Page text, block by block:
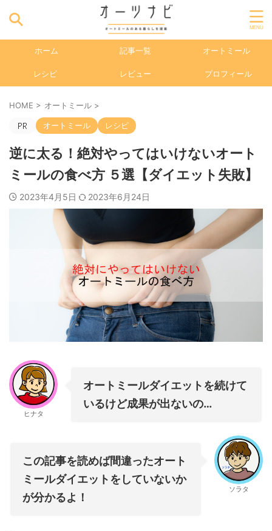
ホーム 記事一覧 オートミール
レシピ レビュー プロフィール
HOME > オートミール >
オートミール レシピ
逆に太る！絶対やってはいけないオート
ミールの食べ方 ５選【ダイエット失敗】
2023年4月5日 2023年6月24日
ヒナタ
オートミールダイエットを続けて
いるけど成果が出ないの…
この記事を読めば間違ったオート
ミールダイエットをしていないか
が分かるよ！
ソラタ